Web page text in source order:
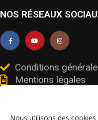
Nous utilisons des
NOS RÉSEAUX
Conditions
Mentions légales